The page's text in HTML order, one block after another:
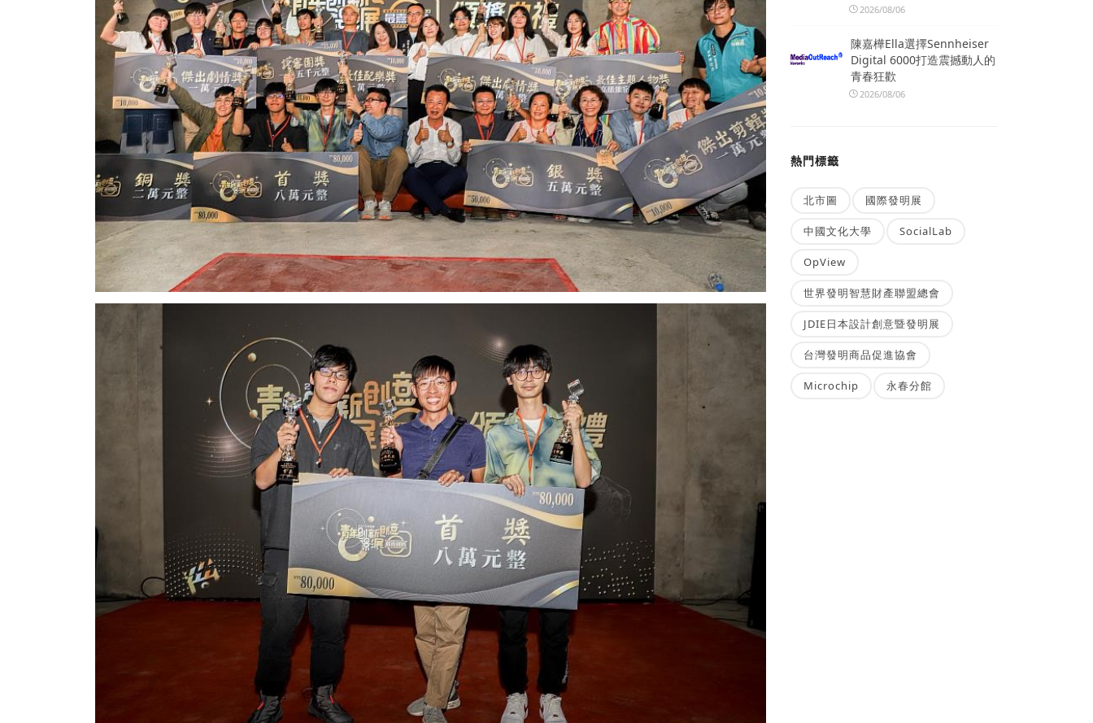
2026/08/06
陳嘉樺Ella選擇Sennheiser
Digital 6000打造震撼動人的
青春狂歡
2026/08/06
熱門標籤
北市圖 國際發明展
中國文化大學 SocialLab
OpView
世界發明智慧財產聯盟總會
JDIE日本設計創意暨發明展
台灣發明商品促進協會
Microchip 永春分館